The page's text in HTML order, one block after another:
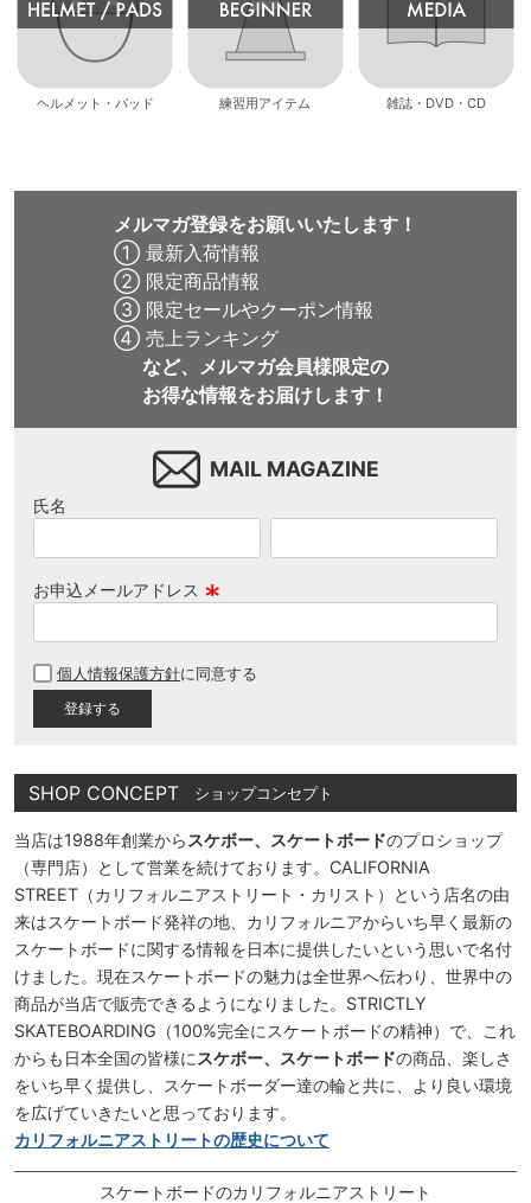
ヘルメット・パッド 練習用アイテム 雑誌・DVD・CD
メルマガ登録をお願いいたします！
① 最新入荷情報
② 限定商品情報
③ 限定セールやクーポン情報
④ 売上ランキング
など、メルマガ会員様限定の
お得な情報をお届けします！
MAIL MAGAZINE
氏名
お申込メールアドレス
須
個人情報保護方針に同意する
SHOP CONCEPT ショップコンセプト
当店は1988年創業から スケボー、スケートボードのプロショップ
（専門店）として営業を続けております。CALIFORNIA
STREET（カリフォルニアストリート・カリスト）という店名の由
来はスケートボード発祥の地、カリフォルニアからいち早く最新の
スケートボードに関する情報を日本に提供したいという思いで名付
けました。現在スケートボードの魅力は全世界へ伝わり、世界中の
商品が当店で販売できるようになりました。STRICTLY
SKATEBOARDING（100%完全にスケートボードの精神）で、これ
からも日本全国の皆様に スケボー、スケートボードの商品、楽しさ
をいち早く提供し、スケートボーダー達の輪と共に、より良い環境
を広げていきたいと思っております。
カリフォルニアストリートの歴史について
スケートボードのカリフォルニアストリート